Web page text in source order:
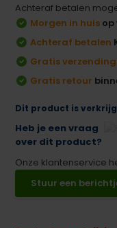
Achteraf betalen
Morgen in huis op
Achteraf betalen
Gratis verzending
Gratis retour
Dit product is
Heb je een vraag
over dit product?
Onze klantenservice
Stuur een